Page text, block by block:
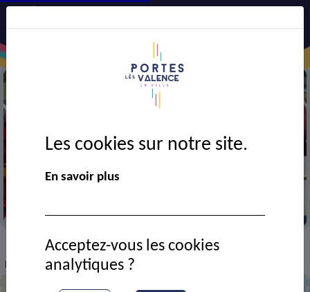
> VIE MUNICIPALE > Ressources documentaires
Nouvelle UPMA
Les cookies sur notre site.
En savoir plus
Acceptez-vous les cookies
analytiques ?